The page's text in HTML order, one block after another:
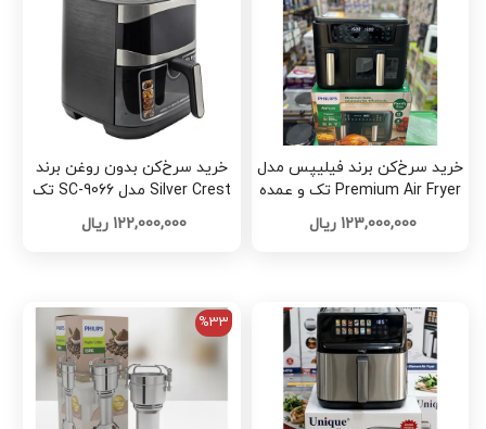
خرید سرخ‌کن برند فیلیپس مدل
Premium Air Fryer تک و عمده
123,000,000 ریال
خرید سرخ‌کن بدون روغن برند
Silver Crest مدل SC-9066 تک
و عمده کد L1684
122,000,000 ریال
%33